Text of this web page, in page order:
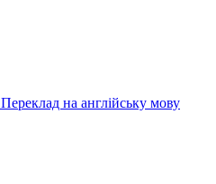
Переклад на англійську мову